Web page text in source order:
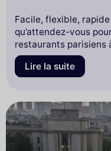
Facile, flexible,
qu’attendez-vous
restaurants parisiens
Lire la suite